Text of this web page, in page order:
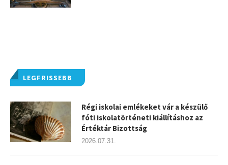
LEGFRISSEBB
Régi iskolai emlékeket vár a készülő
fóti iskolatörténeti kiállításhoz az
Értéktár Bizottság
2026.07.31.